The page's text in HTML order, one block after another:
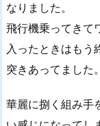
なりました。
飛行機乗ってきて
入ったときはもう
突きあってました。
華麗に捌く組み手